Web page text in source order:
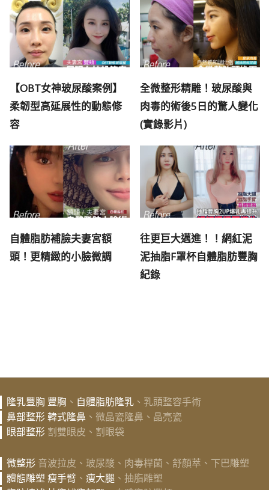
【OBT女神玻尿酸案例】
柔韌型高延展性的動態修
容
全微整形精雕！玻尿酸與
肉毒的術後5日的驚人變化
(實錄影片)
自體脂肪補臉夫妻宮額
頭！更精緻的小臉微調
往更巨大邁進！！網紅泥
泥抽脂F罩杯自體脂肪豐胸
紀錄
隆乳豐胸 豐胸 、 自體脂肪隆乳 、乳頭整容手術
鼻部整形 韓式隆鼻 、微晶瓷隆鼻、晶亮瓷
眼部整形 割雙眼皮、割眼袋
微整形 音波拉皮、玻尿酸、肉毒桿菌、舒顏萃、下巴雕塑
體態雕塑 瘦手臂 、 瘦大腿 、抽脂雕塑